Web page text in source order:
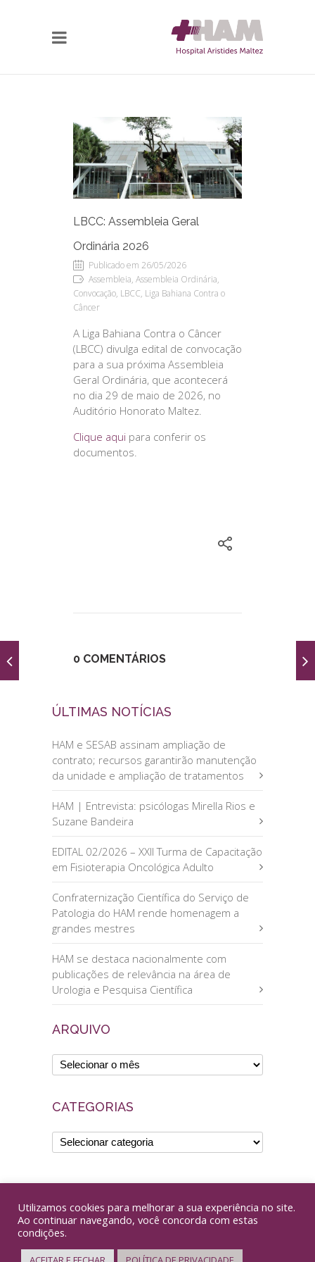
LBCC: Assembleia Geral
Ordinária 2026
Publicado em 26/05/2026
Assembleia, Assembleia Ordinária,
Convocação, LBCC, Liga Bahiana Contra o
Câncer
A Liga Bahiana Contra o Câncer
(LBCC) divulga edital de convocação
para a sua próxima Assembleia
Geral Ordinária, que acontecerá
no dia 29 de maio de 2026, no
Auditório Honorato Maltez.
Clique aqui para conferir os
documentos.
0 COMENTÁRIOS
ÚLTIMAS NOTÍCIAS
HAM e SESAB assinam ampliação de
contrato; recursos garantirão manutenção
da unidade e ampliação de tratamentos
HAM | Entrevista: psicólogas Mirella Rios e
Suzane Bandeira
EDITAL 02/2026 – XXII Turma de Capacitação
em Fisioterapia Oncológica Adulto
Confraternização Científica do Serviço de
Patologia do HAM rende homenagem a
grandes mestres
HAM se destaca nacionalmente com
publicações de relevância na área de
Urologia e Pesquisa Científica
ARQUIVO
CATEGORIAS
Utilizamos cookies para melhorar a sua experiência no site.
Ao continuar navegando, você concorda com estas
condições.